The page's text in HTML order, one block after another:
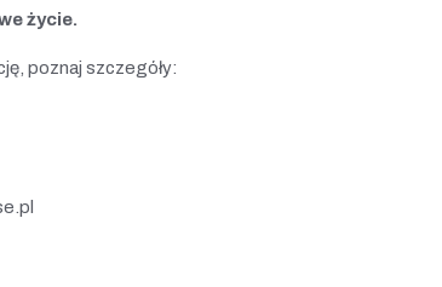
życie.
poznaj szczegóły: